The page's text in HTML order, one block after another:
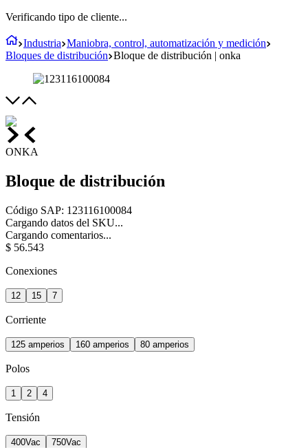
Verificando tipo de cliente...
Industria Maniobra, control, automatización y medición
Bloques de distribución Bloque de distribución | onka
ONKA
Bloque de distribución
Código SAP: 123116100084
Cargando datos del SKU...
Cargando comentarios...
$ 56.543
Conexiones
12 15 7
Corriente
125 amperios 160 amperios 80 amperios
Polos
1 2 4
Tensión
400Vac 750Vac